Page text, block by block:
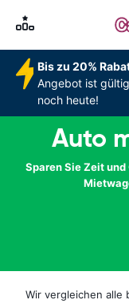
Bis zu 20%
Angebot ist
noch heute!
Auto
Sparen Sie Zeit
Wir vergleichen alle